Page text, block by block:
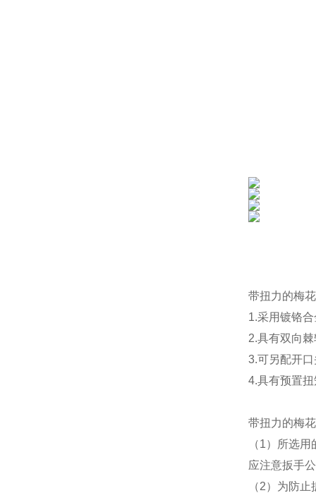
带扭力的梅
1.采用镀铬
2.具有双向
3.可另配开
4.具有预置
带扭力的梅
（1）所选用
应注意扳手
（2）为防止